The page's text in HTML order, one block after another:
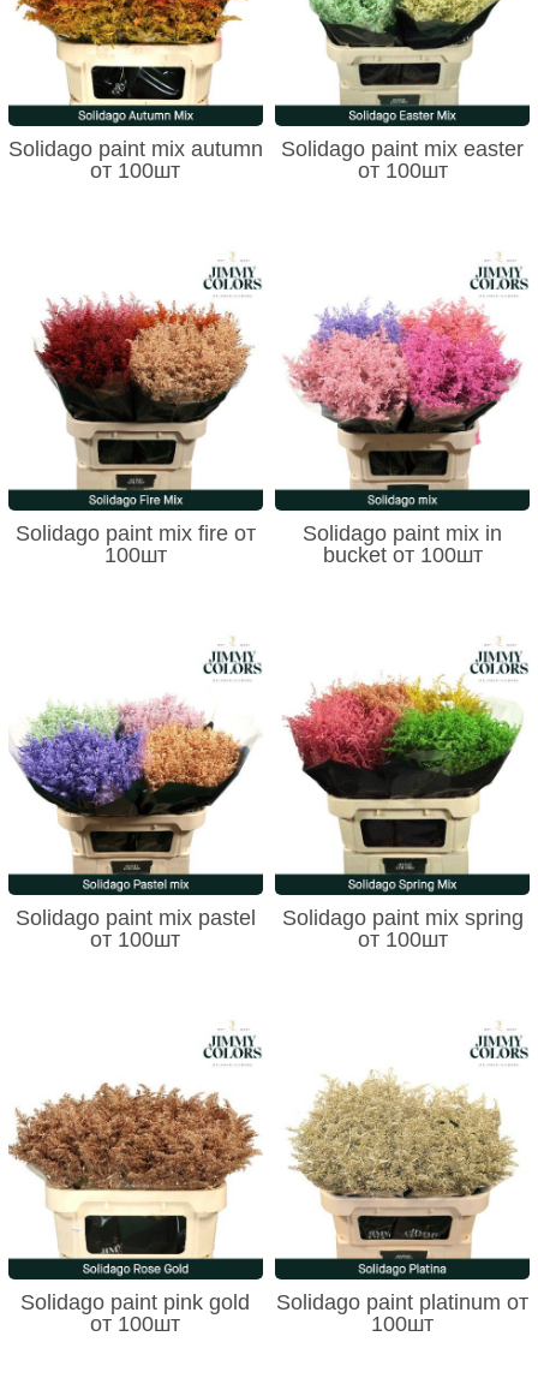
Solidago paint mix autumn
от 100шт
Solidago paint mix easter
от 100шт
Solidago paint mix fire от
100шт
Solidago paint mix in
bucket от 100шт
Solidago paint mix pastel
от 100шт
Solidago paint mix spring
от 100шт
Solidago paint pink gold
от 100шт
Solidago paint platinum от
100шт